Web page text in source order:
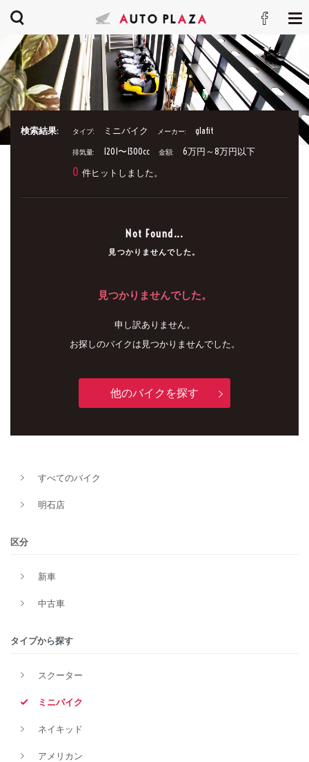
検索結果: タイプ: ミニバイク メーカー: glafit
排気量: 1201〜1300cc 金額: 6万円～8万円以下
0 件ヒットしました。
Not Found...
見つかりませんでした。
見つかりませんでした。
申し訳ありません。
お探しのバイクは見つかりませんでした。
他のバイクを探す
すべてのバイク
明石店
区分
新車
中古車
タイプから探す
スクーター
ミニバイク
ネイキッド
アメリカン
新車
タイプ
価格